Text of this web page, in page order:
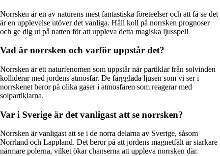
Norrsken är en av naturens mest fantastiska företeelser och att få se det
är en upplevelse utöver det vanliga. Håll koll på norrsken prognoser
och ge dig ut på natten för att uppleva detta magiska ljusspel!
Vad är norrsken och varför uppstår det?
Norrsken är ett naturfenomen som uppstår när partiklar från solvinden
kolliderar med jordens atmosfär. De färgglada ljusen som vi ser i
norrskenet beror på olika gaser i atmosfären som reagerar med
solpartiklarna.
Var i Sverige är det vanligast att se norrsken?
Norrsken är vanligast att se i de norra delarna av Sverige, såsom
Norrland och Lappland. Det beror på att jordens magnetfält är starkare
närmare polerna, vilket ökar chanserna att uppleva norrsken där.